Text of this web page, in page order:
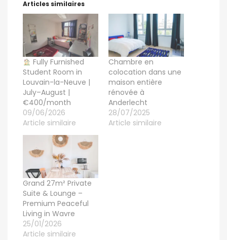
Articles similaires
Fully Furnished
Student Room in
Louvain-la-Neuve |
July–August |
€400/month
09/06/2026
Article similaire
Chambre en
colocation dans une
maison entière
rénovée à
Anderlecht
28/07/2025
Article similaire
Grand 27m² Private
Suite & Lounge –
Premium Peaceful
Living in Wavre
25/01/2026
Article similaire